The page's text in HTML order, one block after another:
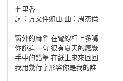
七里香
詞：方文件如山 曲：周杰倫
窗外的麻雀 在電線杆上多嘴
你說這一句 很有夏天的感覺
手中的鉛筆 在紙上來來回回
我用幾行字形容你是我的誰